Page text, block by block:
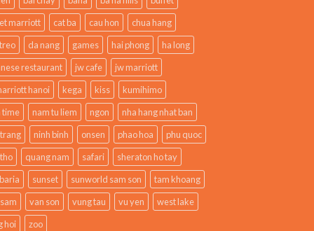
marriott
cat ba cau hon
chua hang
da nang games hai phong
ha long
restaurant
jw cafe
jw marriott
hanoi
kega kiss
kumihimo
time
nam tu liem ngon
nha hang nhat ban
ninh binh onsen phao hoa
phu quoc
quang nam safari
sheraton ho tay
sunset sunworld sam son
tam khoang
van son vung tau vu yen
west lake
hoi
zoo